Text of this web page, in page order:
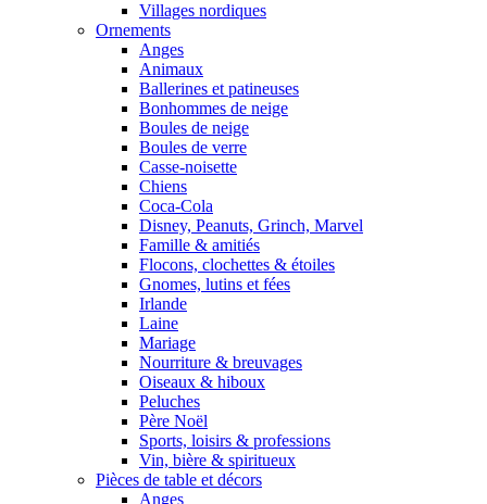
Villages nordiques
Ornements
Anges
Animaux
Ballerines et patineuses
Bonhommes de neige
Boules de neige
Boules de verre
Casse-noisette
Chiens
Coca-Cola
Disney, Peanuts, Grinch, Marvel
Famille & amitiés
Flocons, clochettes & étoiles
Gnomes, lutins et fées
Irlande
Laine
Mariage
Nourriture & breuvages
Oiseaux & hiboux
Peluches
Père Noël
Sports, loisirs & professions
Vin, bière & spiritueux
Pièces de table et décors
Anges